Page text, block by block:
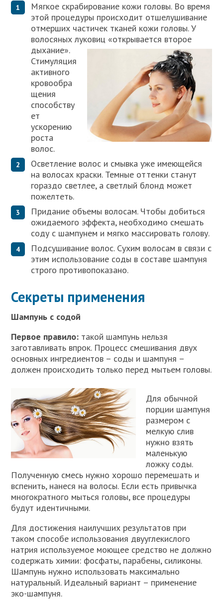
Мягкое скрабирование кожи головы. Во время
этой процедуры происходит отшелушивание
отмерших частичек тканей кожи головы. У
волосяных луковиц «открывается второе
дыхание».
Стимуляция
активного
кровообра
щения
способству
ет
ускорению
роста
волос.
Осветление волос и смывка уже имеющейся
на волосах краски. Темные оттенки станут
гораздо светлее, а светлый блонд может
пожелтеть.
Придание объемы волосам. Чтобы добиться
ожидаемого эффекта, необходимо смешать
соду с шампунем и мягко массировать голову.
Подсушивание волос. Сухим волосам в связи с
этим использование соды в составе шампуня
строго противопоказано.
Секреты применения
Шампунь с содой
Первое правило: такой шампунь нельзя
заготавливать впрок. Процесс смешивания двух
основных ингредиентов – соды и шампуня –
должен происходить только перед мытьем головы.
Для обычной
порции шампуня
размером с
мелкую слив
нужно взять
маленькую
ложку соды.
Полученную смесь нужно хорошо перемешать и
вспенить, нанеся на волосы. Если есть привычка
многократного мыться головы, все процедуры
будут идентичными.
Для достижения наилучших результатов при
таком способе использования двууглекислого
натрия используемое моющее средство не должно
содержать химии: фосфаты, парабены, силиконы.
Шампунь нужно использовать максимально
натуральный. Идеальный вариант – применение
эко-шампуня.